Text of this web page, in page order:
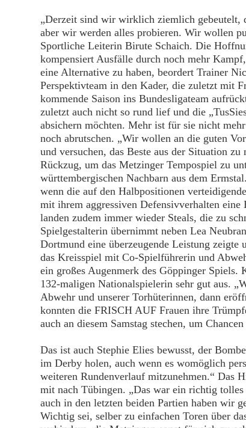
„Derzeit sind wir wirklich ziemlich gebeutelt,
aber wir werden alles probieren. Wir wollen
Sportliche Leiterin Birute Schaich. Die
kompensiert Ausfälle durch noch mehr
eine Alternative zu haben, beordert Trainer
Perspektivteam in den Kader, die zuletzt mit
kommende Saison ins Bundesligateam
zuletzt auch nicht so rund lief und die
absichern möchten. Mehr ist für sie nicht
noch abrutschen. „Wir wollen an die guten
und versuchen, das Beste aus der Situation
Rückzug, um das Metzinger Tempospiel zu
württembergischen Nachbarn aus dem
wenn die auf den Halbpositionen
mit ihrem aggressiven Defensivverhalten
landen zudem immer wieder Steals, die zu
Spielgestalterin übernimmt neben Lea
Dortmund eine überzeugende Leistung
das Kreisspiel mit Co-Spielführerin und
ein großes Augenmerk des Göppinger
132-maligen Nationalspielerin sehr gut aus.
Abwehr und unserer Torhüterinnen, dann
konnten die FRISCH AUF Frauen ihre
auch an diesem Samstag stechen, um
Das ist auch Stephie Elies bewusst, der
im Derby holen, auch wenn es womöglich
weiteren Rundenverlauf mitzunehmen.“ Das
mit nach Tübingen. „Das war ein richtig
auch in den letzten beiden Partien haben wir
Wichtig sei, selber zu einfachen Toren über